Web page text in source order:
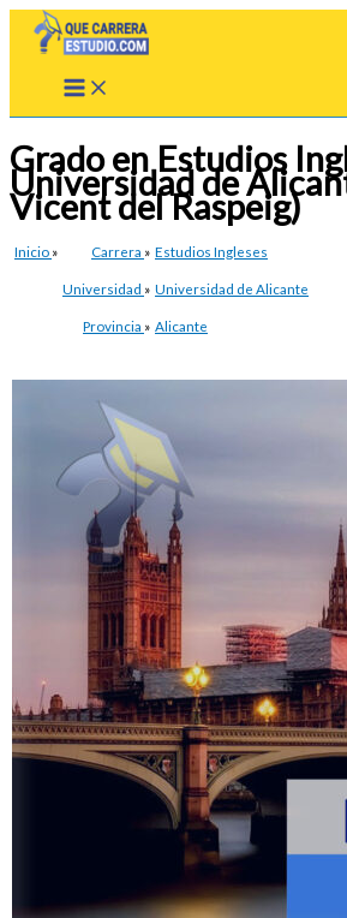
Grado en Estudios
Universidad de
Vicent del Raspeig)
Inicio » Carrera » Estudios Ingleses
Universidad » Universidad de Alicante
Provincia » Alicante